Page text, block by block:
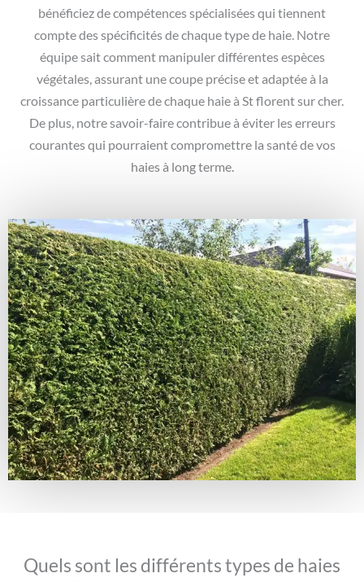
bénéficiez de compétences spécialisées qui tiennent
compte des spécificités de chaque type de haie. Notre
équipe sait comment manipuler différentes espèces
végétales, assurant une coupe précise et adaptée à la
croissance particulière de chaque haie à St florent sur cher.
De plus, notre savoir-faire contribue à éviter les erreurs
courantes qui pourraient compromettre la santé de vos
haies à long terme.
Quels sont les différents types de haies